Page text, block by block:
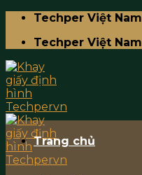
Skip
content
Techper Việt Nam
Techper Việt Nam
Trang chủ